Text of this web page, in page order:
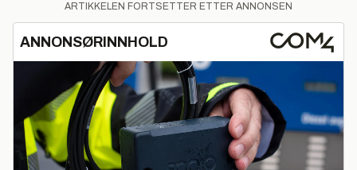
ARTIKKELEN FORTSETTER ETTER ANNONSEN
ANNONSØRINNHOLD